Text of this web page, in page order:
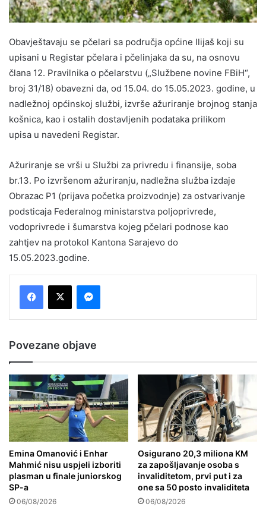
Obavještavaju se pčelari sa područja općine Ilijaš koji su
upisani u Registar pčelara i pčelinjaka da su, na osnovu
člana 12. Pravilnika o pčelarstvu („Službene novine FBiH“,
broj 31/18) obavezni da, od 15.04. do 15.05.2023. godine, u
nadležnoj općinskoj službi, izvrše ažuriranje brojnog stanja
košnica, kao i ostalih dostavljenih podataka prilikom
upisa u navedeni Registar.
Ažuriranje se vrši u Službi za privredu i finansije, soba
br.13. Po izvršenom ažuriranju, nadležna služba izdaje
Obrazac P1 (prijava početka proizvodnje) za ostvarivanje
podsticaja Federalnog ministarstva poljoprivrede,
vodoprivrede i šumarstva kojeg pčelari podnose kao
zahtjev na protokol Kantona Sarajevo do
15.05.2023.godine.
Povezane objave
Emina Omanović i Enhar
Mahmić nisu uspjeli izboriti
plasman u finale juniorskog
SP-a
06/08/2026
Osigurano 20,3 miliona KM
za zapošljavanje osoba s
invaliditetom, prvi put i za
one sa 50 posto invaliditeta
06/08/2026